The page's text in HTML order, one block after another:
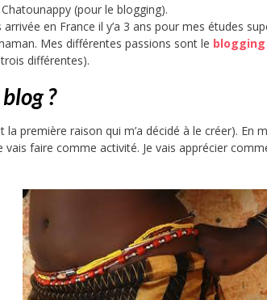
(pour le blogging).
en France il y’a 3 ans pour mes études
Mes différentes passions sont le blogging
différentes).
?
la première raison qui m’a décidé à le créer). En
vais faire comme activité. Je vais apprécier